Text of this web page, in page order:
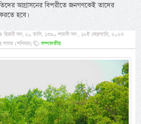
আগ্রাসনের বিপরীতে জনগণকেই তাদের
হবে।
হিজরী সন, ২০ তাসি, ১৩৯০ শামসী সন , ১৮ই ফেব্রুয়ারি, ২০২৩
সাবত (শনিবার)
সম্পাদকীয়